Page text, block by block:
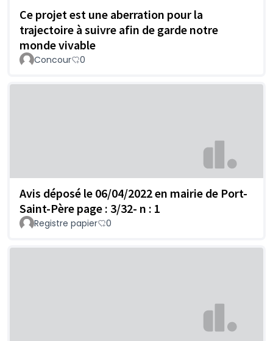
Ce projet est une aberration pour la
trajectoire à suivre afin de garde notre
monde vivable
Concour 0
Avis déposé le 06/04/2022 en mairie de Port-
Saint-Père page : 3/32- n : 1
Registre papier 0